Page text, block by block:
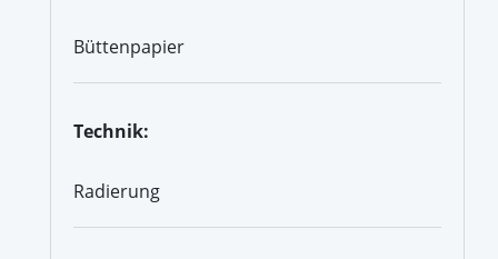
Büttenpapier
Technik:
Radierung